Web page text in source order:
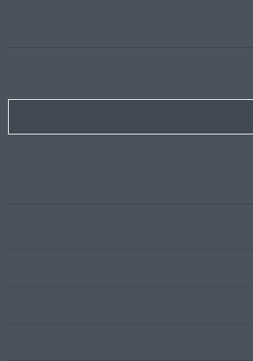
05 أغسطس
سيواصلون زيادة الضغط
يدين الإجراءات